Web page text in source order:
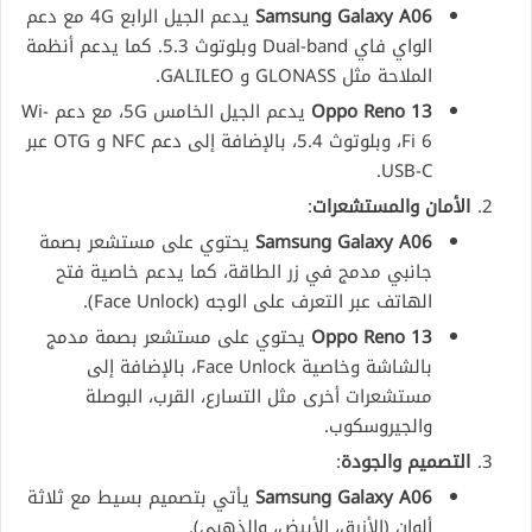
Samsung Galaxy A06
يدعم الجيل الرابع 4G مع دعم
الواي فاي Dual-band وبلوتوث 5.3. كما يدعم أنظمة
الملاحة مثل GLONASS و GALILEO.
Oppo Reno 13
يدعم الجيل الخامس 5G، مع دعم Wi-
Fi 6، وبلوتوث 5.4، بالإضافة إلى دعم NFC و OTG عبر
USB-C.
الأمان والمستشعرات:
Samsung Galaxy A06 يحتوي على مستشعر بصمة
جانبي مدمج في زر الطاقة، كما يدعم خاصية فتح
الهاتف عبر التعرف على الوجه (Face Unlock).
Oppo Reno 13 يحتوي على مستشعر بصمة مدمج
بالشاشة وخاصية Face Unlock، بالإضافة إلى
مستشعرات أخرى مثل التسارع، القرب، البوصلة
والجيروسكوب.
التصميم والجودة:
Samsung Galaxy A06 يأتي بتصميم بسيط مع ثلاثة